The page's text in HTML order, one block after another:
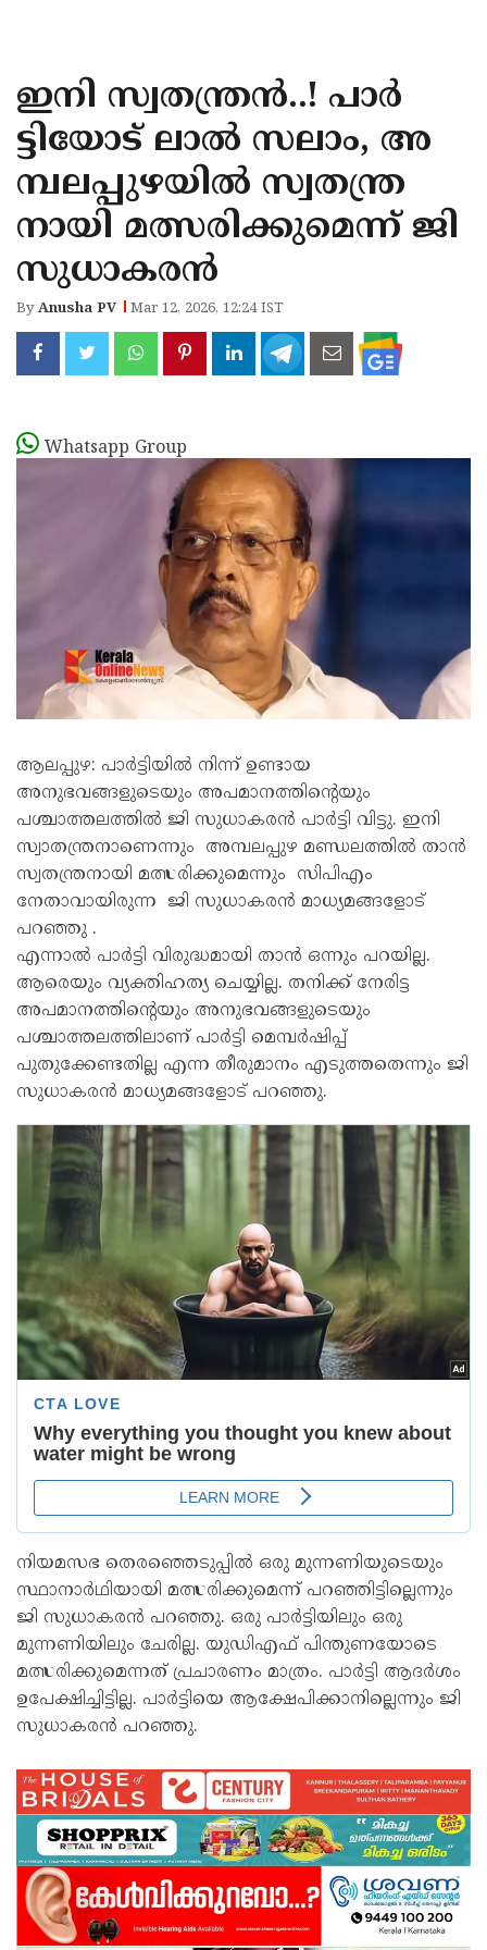
KANNUR
KASARAGOD
ഇനി സ്വതന്ത്രൻ..! പാർ
ട്ടിയോട് ലാൽ സലാം, അ
മ്പലപ്പുഴയില്‍ സ്വതന്ത്ര
നായി മത്സരിക്കുമെന്ന് ജി
സുധാകരന്‍
ByAnusha PV Mar 12, 2026, 12:24 IST
Whatsapp Group
ആലപ്പുഴ: പാര്‍ട്ടിയില്‍ നിന്ന് ഉണ്ടായ
അനുഭവങ്ങളുടെയും അപമാനത്തിന്റെയും
പശ്ചാത്തലത്തില്‍ ജി സുധാകരൻ പാർട്ടി വിട്ടു. ഇനി
സ്വാതന്ത്രനാണെന്നും അമ്പലപ്പുഴ മണ്ഡലത്തില്‍ താന്‍
സ്വതന്ത്രനായി മത്സരിക്കുമെന്നും സിപിഎം
നേതാവായിരുന്ന ജി സുധാകരന്‍ മാധ്യമങ്ങളോട്
പറഞ്ഞു .
എന്നാല്‍ പാര്‍ട്ടി വിരുദ്ധമായി താന്‍ ഒന്നും പറയില്ല.
ആരെയും വ്യക്തിഹത്യ ചെയ്യില്ല. തനിക്ക് നേരിട്ട
അപമാനത്തിന്റെയും അനുഭവങ്ങളുടെയും
പശ്ചാത്തലത്തിലാണ് പാര്‍ട്ടി മെമ്പര്‍ഷിപ്പ്
പുതുക്കേണ്ടതില്ല എന്ന തീരുമാനം എടുത്തതെന്നും ജി
സുധാകരന്‍ മാധ്യമങ്ങളോട് പറഞ്ഞു.
നിയമസഭ തെരഞ്ഞെടുപ്പില്‍ ഒരു മുന്നണിയുടെയും
സ്ഥാനാര്‍ഥിയായി മത്സരിക്കുമെന്ന് പറഞ്ഞിട്ടില്ലെന്നും
ജി സുധാകരന്‍ പറഞ്ഞു. ഒരു പാര്‍ട്ടിയിലും ഒരു
മുന്നണിയിലും ചേരില്ല. യുഡിഎഫ് പിന്തുണയോടെ
മത്സരിക്കുമെന്നത് പ്രചാരണം മാത്രം. പാര്‍ട്ടി ആദര്‍ശം
ഉപേക്ഷിച്ചിട്ടില്ല. പാര്‍ട്ടിയെ ആക്ഷേപിക്കാനില്ലെന്നും ജി
സുധാകരന്‍ പറഞ്ഞു.